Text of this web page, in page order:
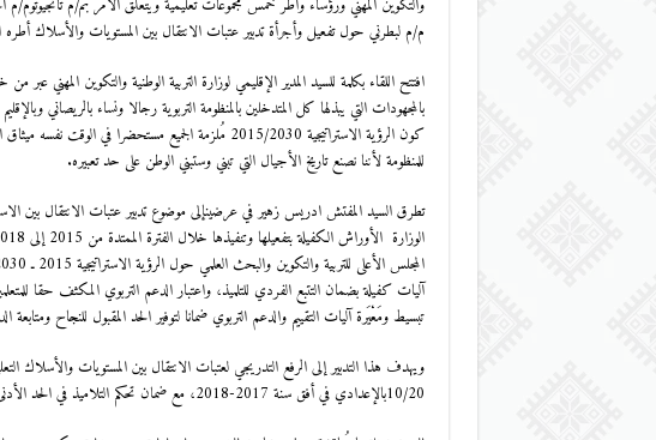
م/م لبطرني حول تفعيل وأجرأة تدبير عتبات الانتقال بين المستويات والأسلاك
افتتح اللقاء بكلمة للسيد المدير الإقليمي لوزارة التربية الوطنية والتكوين المهني عبر
بالمجهودات التي يبذلها كل المتدخلين بالمنظومة التربوية رجالا ونساء
كون الرؤية الاستراتيجية 2015/2030 مُلزمة الجميع مستحضرا
للمنظومة لأننا نصنع تاريخ الأجيال التي تبني وستبني الوطن على حد تعبيره.
تطرق السيد المفتش ادريس زهير في عرضينإلى موضوع تدبير عتبات الانتقال بين
تبسيط ومَعْيَرة آليات التقييم والدعم التربوي ضمانا لتوفير الحد المقبول للنجاح ومتابعة
10/20بالإعدادي في أفق سنة 2017-2018، مع ضمان تحكم التلاميذ في الحد الأدنى من التعلمات الأساسية.